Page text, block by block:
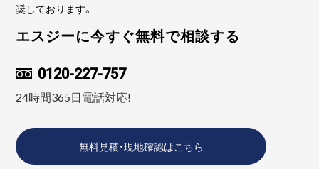
奨しております。
エスジーに今すぐ無料で相談する
0120-227-757
24時間365日電話対応!
無料見積・現地確認はこちら